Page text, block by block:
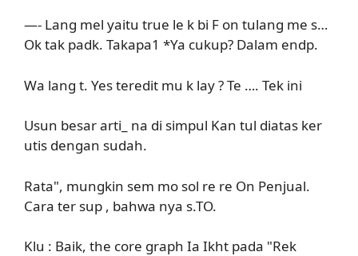
—- Lang mel yaitu true le k bi F on tulang me s…
Ok tak padk. Takapa1 *Ya cukup? Dalam endp.
Wa lang t. Yes teredit mu k lay ? Te …. Tek ini
Usun besar arti_ na di simpul Kan tul diatas ker
utis dengan sudah.
Rata", mungkin sem mo sol re re On Penjual.
Cara ter sup , bahwa nya s.TO.
Klu : Baik, the core graph Ia Ikht pada "Rek